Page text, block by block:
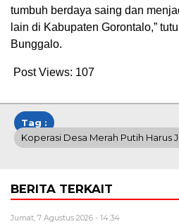
tumbuh berdaya saing dan
lain di Kabupaten Gorontalo,”
Bunggalo.
Post Views: 107
Tag :
Koperasi Desa Merah Putih Harus
BERITA TERKAIT
Jumat, 7 Agustus 2026 - 14:34